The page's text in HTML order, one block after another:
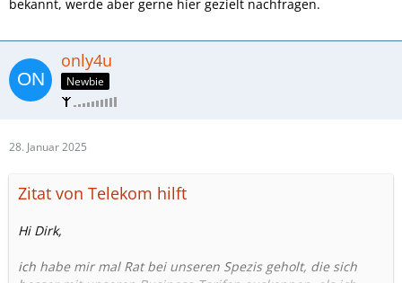
Man kann natürlich auch zwei kleine Business DSL
Anschlüssen nehmen und hat dann auch zwei feste IP
Adressen.
bekannt, werde aber gerne hier gezielt nachfragen.
only4u
Newbie
28. Januar 2025
Zitat von Telekom hilft
Hi Dirk,
ich habe mir mal Rat bei unseren Spezis geholt, die sich